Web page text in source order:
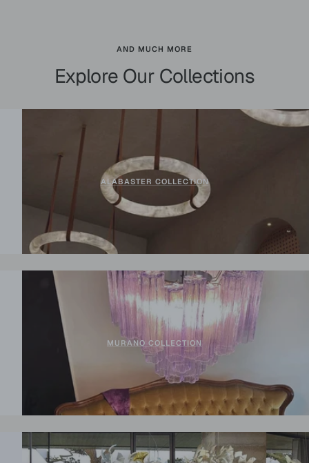
AND MUCH MORE
Explore Our Collections
ALABASTER COLLECTION
MURANO COLLECTION